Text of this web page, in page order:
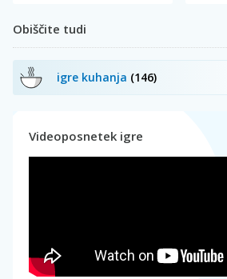
Obiščite tudi
igre kuhanja (146)
Videoposnetek igre